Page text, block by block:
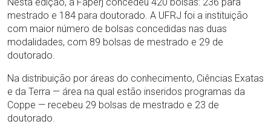
mestrado e 184 para doutorado. A UFRJ foi a instituição
com maior número de bolsas concedidas nas duas
modalidades, com 89 bolsas de mestrado e 29 de
doutorado.
Na distribuição por áreas do conhecimento, Ciências Exatas
e da Terra — área na qual estão inseridos programas da
Coppe — recebeu 29 bolsas de mestrado e 23 de
doutorado.